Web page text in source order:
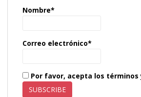
Nombre*
Correo electrónico*
Por favor, acepta los términos